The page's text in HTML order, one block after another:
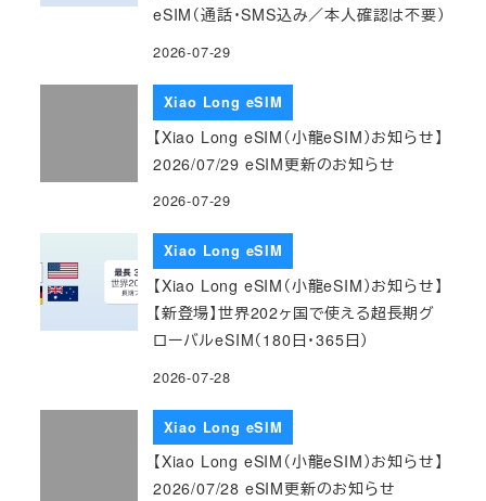
eSIM（通話・SMS込み／本人確認は不要）
2026-07-29
Xiao Long eSIM
【Xiao Long eSIM（小龍eSIM）お知らせ】
2026/07/29 eSIM更新のお知らせ
2026-07-29
Xiao Long eSIM
【Xiao Long eSIM（小龍eSIM）お知らせ】
【新登場】世界202ヶ国で使える超長期グ
ローバルeSIM（180日・365日）
2026-07-28
Xiao Long eSIM
【Xiao Long eSIM（小龍eSIM）お知らせ】
2026/07/28 eSIM更新のお知らせ